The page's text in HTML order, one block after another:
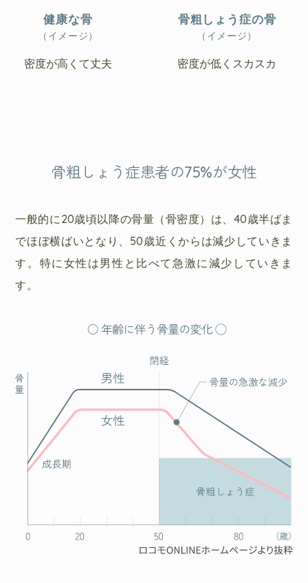
健康な骨
（イメージ）
密度が高くて丈夫
骨粗しょう症の骨
（イメージ）
密度が低くスカスカ
骨粗しょう症患者の75%が女性
一般的に20歳頃以降の骨量（骨密度）は、40歳半ばま
でほぼ横ばいとなり、50歳近くからは減少していきま
す。特に女性は男性と比べて急激に減少していきま
す。